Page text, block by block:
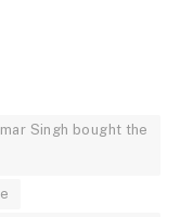
Singh bought the